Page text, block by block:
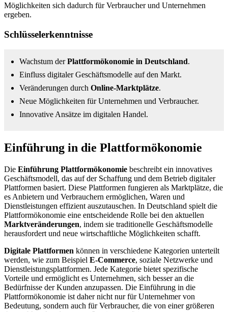
Möglichkeiten sich dadurch für Verbraucher und Unternehmen
ergeben.
Schlüsselerkenntnisse
Wachstum derPlattformökonomie in Deutschland.
Einfluss digitaler Geschäftsmodelle auf den Markt.
Veränderungen durch Online-Marktplätze.
Neue Möglichkeiten für Unternehmen und Verbraucher.
Innovative Ansätze im digitalen Handel.
Einführung in die Plattformökonomie
Die Einführung Plattformökonomie beschreibt ein innovatives
Geschäftsmodell, das auf der Schaffung und dem Betrieb digitaler
Plattformen basiert. Diese Plattformen fungieren als Marktplätze, die
es Anbietern und Verbrauchern ermöglichen, Waren und
Dienstleistungen effizient auszutauschen. In Deutschland spielt die
Plattformökonomie eine entscheidende Rolle bei den aktuellen
Marktveränderungen, indem sie traditionelle Geschäftsmodelle
herausfordert und neue wirtschaftliche Möglichkeiten schafft.
Digitale Plattformen können in verschiedene Kategorien unterteilt
werden, wie zum Beispiel E-Commerce, soziale Netzwerke und
Dienstleistungsplattformen. Jede Kategorie bietet spezifische
Vorteile und ermöglicht es Unternehmen, sich besser an die
Bedürfnisse der Kunden anzupassen. Die Einführung in die
Plattformökonomie ist daher nicht nur für Unternehmer von
Bedeutung, sondern auch für Verbraucher, die von einer größeren